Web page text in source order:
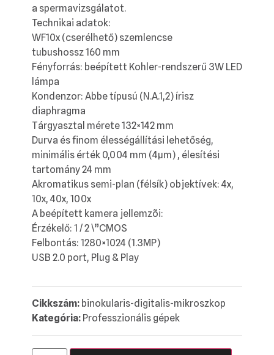
a spermavizsgálatot.
Technikai adatok:
WF10x (cserélhető) szemlencse
tubushossz 160 mm
Fényforrás: beépített Kohler-rendszerű 3W LED
lámpa
Kondenzor: Abbe típusú (N.A.1,2) írisz
diaphragma
Tárgyasztal mérete 132×142 mm
Durva és finom élességállítási lehetőség,
minimális érték 0,004 mm (4µm) , élesítési
tartomány 24 mm
Akromatikus semi-plan (félsík) objektívek: 4x,
10x, 40x, 100x
A beépített kamera jellemzõi:
Érzékelő: 1 / 2 \”CMOS
Felbontás: 1280×1024 (1.3MP)
USB 2.0 port, Plug & Play
Cikkszám: binokularis-digitalis-mikroszkop
Kategória: Professzionális gépek